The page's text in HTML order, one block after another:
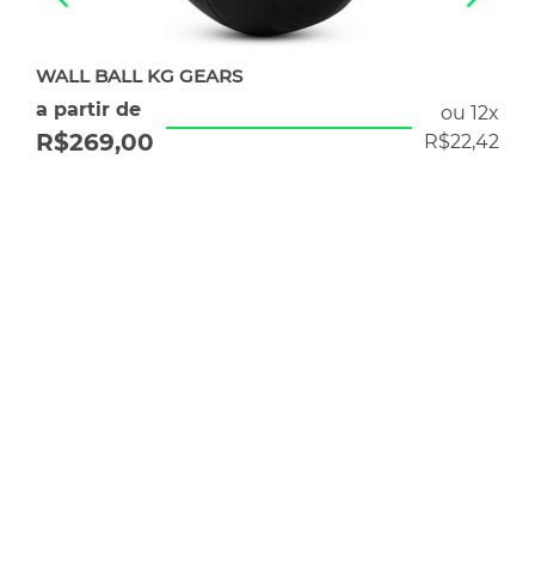
WALL BALL KG GEARS
ou 12x
R$22,42
a partir de
R$269,00